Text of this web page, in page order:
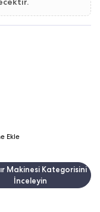
Ekle
Makinesi Kategorisini
İnceleyin